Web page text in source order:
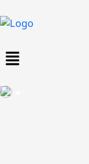
to
Menu